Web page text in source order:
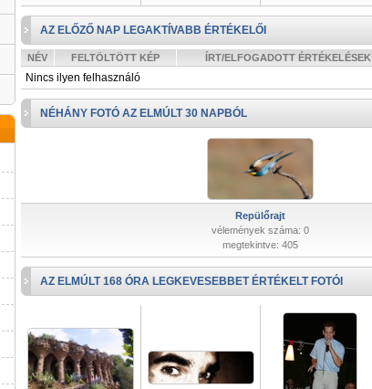
AZ ELŐZŐ NAP LEGAKTÍVABB ÉRTÉKELŐI
NÉV FELTÖLTÖTT KÉP ÍRT/ELFOGADOTT ÉRTÉKELÉSEK
Nincs ilyen felhasználó
NÉHÁNY FOTÓ AZ ELMÚLT 30 NAPBÓL
Repülőrajt
vélemények száma: 0
megtekintve: 405
AZ ELMÚLT 168 ÓRA LEGKEVESEBBET ÉRTÉKELT FOTÓI